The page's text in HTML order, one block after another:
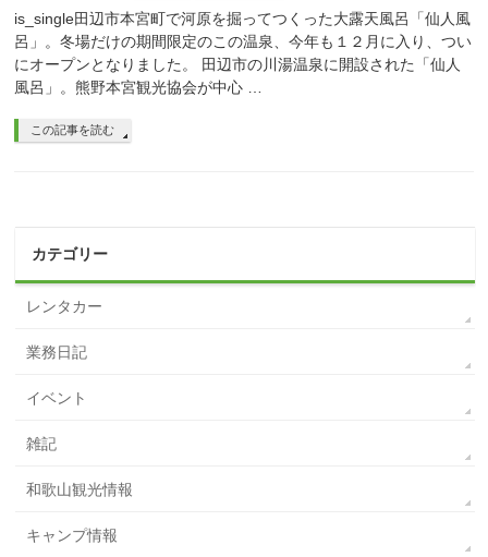
is_single田辺市本宮町で河原を掘ってつくった大露天風呂「仙人風
呂」。冬場だけの期間限定のこの温泉、今年も１２月に入り、つい
にオープンとなりました。 田辺市の川湯温泉に開設された「仙人
風呂」。熊野本宮観光協会が中心 …
この記事を読む
カテゴリー
レンタカー
業務日記
イベント
雑記
和歌山観光情報
キャンプ情報